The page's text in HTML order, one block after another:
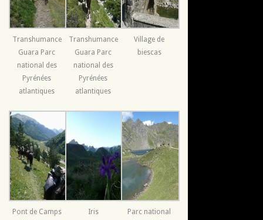
Transhumance
Guara Parc
national des
Pyrénées
atlantiques
Transhumance
Guara Parc
national des
Pyrénées
atlantiques
Village de
biescas
Pont de Camps
Iris
Parc national